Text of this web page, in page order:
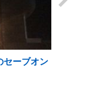
セーブオン